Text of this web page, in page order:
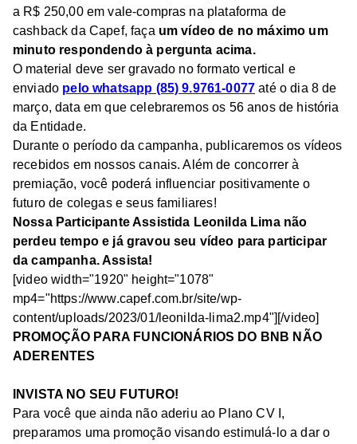
a R$ 250,00 em vale-compras na plataforma de
cashback da Capef, faça um vídeo de no máximo um
minuto respondendo à pergunta acima.
O material deve ser gravado no formato vertical e
enviado pelo whatsapp (85) 9.9761-0077 até o dia 8 de
março, data em que celebraremos os 56 anos de história
da Entidade.
Durante o período da campanha, publicaremos os vídeos
recebidos em nossos canais. Além de concorrer à
premiação, você poderá influenciar positivamente o
futuro de colegas e seus familiares!
Nossa Participante Assistida Leonilda Lima não
perdeu tempo e já gravou seu vídeo para participar
da campanha. Assista!
[video width="1920" height="1078"
mp4="https://www.capef.com.br/site/wp-
content/uploads/2023/01/leonilda-lima2.mp4"][/video]
PROMOÇÃO PARA FUNCIONÁRIOS DO BNB NÃO
ADERENTES
INVISTA NO SEU FUTURO!
Para você que ainda não aderiu ao Plano CV I,
preparamos uma promoção visando estimulá-lo a dar o